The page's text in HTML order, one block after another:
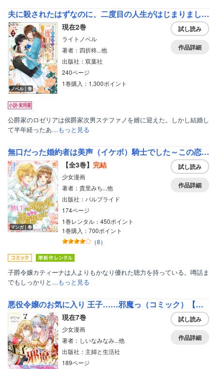
夫に殺されたはずなのに、二度目の人生がはじまりました（ノベル）
ノベル｜巻
現在2巻
ライトノベル
著者：四折柊...他
出版社：双葉社
240ページ
1巻購入：1,300ポイント
試し読み
作品詳細
公爵家のロゼリアは侯爵家次男ステファノを婿に迎えた。しかし結婚し
て半年経ったあ…もっと見る
無口だった婚約者は美声（イケボ）騎士でした～この恋は耳から始まった～【合本版】
マンガ｜巻
【全3巻】 完結
少女漫画
著者：貴里みち...他
出版社：パルプライド
174ページ
1巻レンタル：450ポイント
1巻購入：700ポイント
（8）
試し読み
作品詳細
子爵令嬢カティーナは人よりもかなり優れた聴力を持っている。噂話ま
でもしっかりと…もっと見る
悪役令嬢のお気に入り 王子……邪魔っ（コミック）【電子版特典付】
現在7巻
少女漫画
著者：しいなみなみ...他
出版社：主婦と生活社
189ページ
試し読み
作品詳細